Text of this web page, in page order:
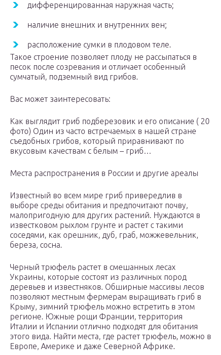
дифференцированная наружная часть;
наличие внешних и внутренних вен;
расположение сумки в плодовом теле.
Такое строение позволяет плоду не рассыпаться в
песок после созревания и отличает особенный
сумчатый, подземный вид грибов.
Вас может заинтересовать:
Как выглядит гриб подберезовик и его описание ( 20
фото) Один из часто встречаемых в нашей стране
съедобных грибов, который приравнивают по
вкусовым качествам с белым – гриб…
Места распространения в России и другие ареалы
Известный во всем мире гриб привередлив в
выборе среды обитания и предпочитают почву,
малопригодную для других растений. Нуждаются в
известковом рыхлом грунте и растет с такими
соседями, как орешник, дуб, граб, можжевельник,
береза, сосна.
Черный трюфель растет в смешанных лесах
Украины, которые состоят из различных пород
деревьев и известняков. Обширные массивы лесов
позволяют местным фермерам выращивать гриб в
Крыму, зимний трюфель можно встретить в этом
регионе. Южные рощи Франции, территория
Италии и Испании отлично подходят для обитания
этого вида. Найти места, где растет трюфель, можно в
Европе, Америке и даже Северной Африке.